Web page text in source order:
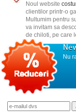
Noul website
clientilor printr-o
Multumim pentru
va invitam sa
de chiloti, pe care
Nu